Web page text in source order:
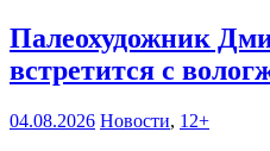
Палеохудожник
встретится с
04.08.2026 Новости, 12+